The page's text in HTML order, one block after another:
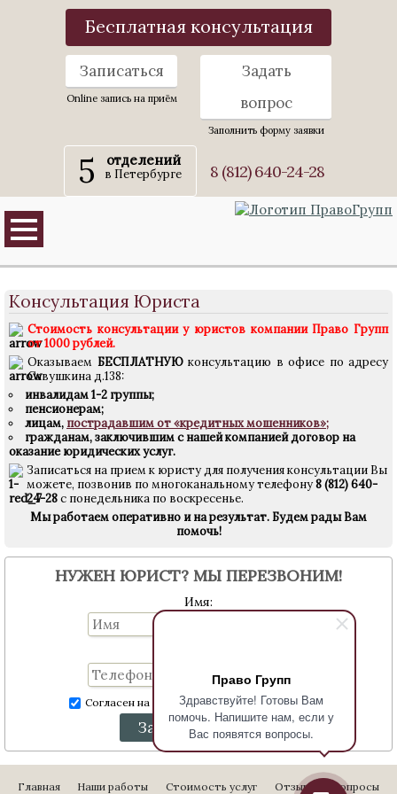
Право Групп
Здравствуйте! Готовы Вам
помочь. Напишите нам, если у
Вас появятся вопросы.
Бесплатная консультация
Записаться
Online запись на приём
Задать
вопрос
Заполнить форму заявки
5 отделений
в Петербурге 8 (812) 640-24-28
Консультация Юриста
Стоимость консультации у юристов компании Право Групп
от 1000 рублей.
Оказываем БЕСПЛАТНУЮ консультацию в офисе по адресу
Савушкина д.138:
инвалидам 1-2 группы;
пенсионерам;
лицам, пострадавшим от «кредитных мошенников»;
гражданам, заключившим с нашей компанией договор на
оказание юридических услуг.
Записаться на прием к юристу для получения консультации Вы
можете, позвонив по многоканальному телефону8 (812) 640-
24-28с понедельника по воскресенье.
Мы работаем оперативно и на результат.Будем рады Вам
помочь!
НУЖЕН ЮРИСТ? МЫ ПЕРЕЗВОНИМ!
Имя:
Согласен на обработку персональных данных
Заказать звонок
Главная Наши работы Стоимость услуг Отзывы Вопросы